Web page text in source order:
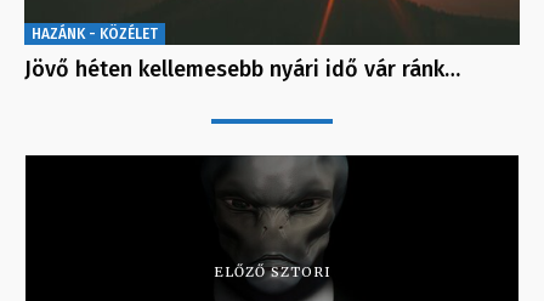
HAZÁNK - KÖZÉLET
Jövő héten kellemesebb nyári idő vár ránk…
ELŐZŐ SZTORI